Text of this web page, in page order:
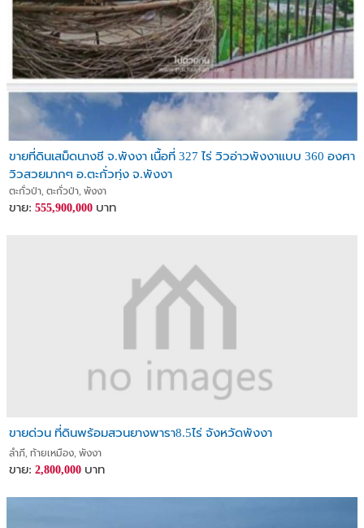
ขายที่ดินเสม็ดนางชี จ.พังงา เนื้อที่ 327 ไร่ วิวอ่าวพังงาแบบ 360 องศา
วิวสวยมากๆ อ.ตะกั่วทุ่ง จ.พังงา
ตะกั่วป่า, ตะกั่วป่า, พังงา
ขาย: 555,900,000 บาท
ขายด่วน ที่ดินพร้อมสวนยางพารา8.5ไร่ จังหวัดพังงา
ลำภี, ท้ายเหมือง, พังงา
ขาย: 2,800,000 บาท